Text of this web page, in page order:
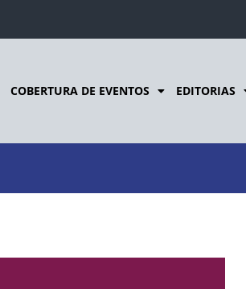
COBERTURA DE EVENTOS EDITORIAS